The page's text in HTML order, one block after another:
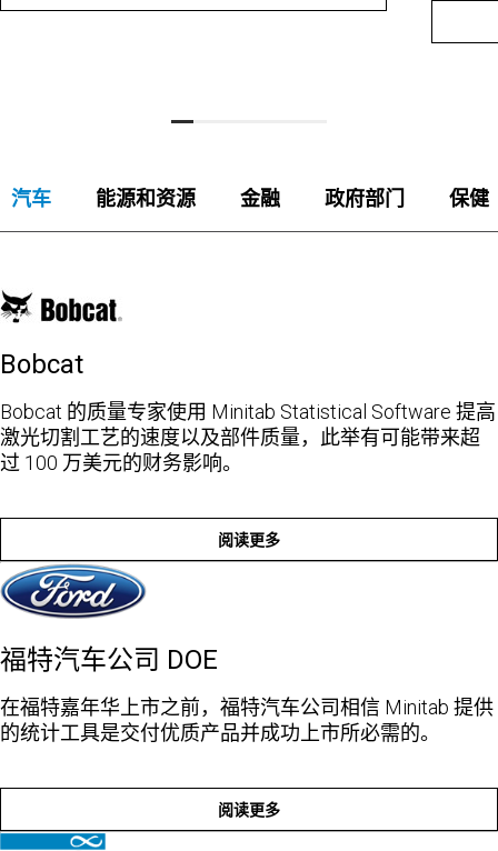
汽车 能源和资源 金融 政府部门 保健
Bobcat
Bobcat 的质量专家使用 Minitab Statistical Software 提高
激光切割工艺的速度以及部件质量，此举有可能带来超
过 100 万美元的财务影响。
阅读更多
福特汽车公司 DOE
在福特嘉年华上市之前，福特汽车公司相信 Minitab 提供
的统计工具是交付优质产品并成功上市所必需的。
阅读更多